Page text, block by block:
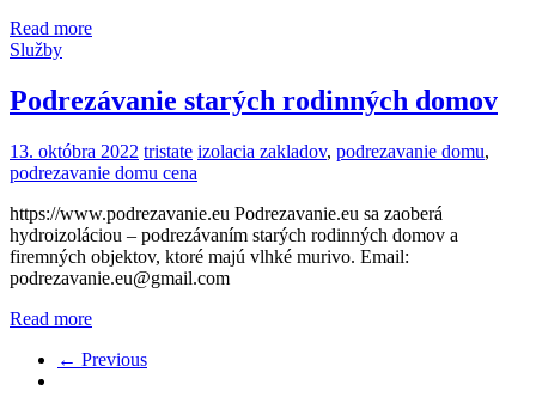
Read more
Služby
Podrezávanie starých rodinných domov
13. októbra 2022 tristate izolacia zakladov, podrezavanie domu,
podrezavanie domu cena
https://www.podrezavanie.eu Podrezavanie.eu sa zaoberá
hydroizoláciou – podrezávaním starých rodinných domov a
firemných objektov, ktoré majú vlhké murivo. Email:
podrezavanie.eu@gmail.com
Read more
← Previous